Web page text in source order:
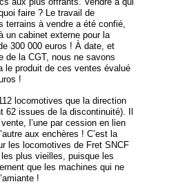
faire ? Le travail de
terrains à vendre a été confié,
un cabinet externe pour la
300 000 euros ! À date, et
de la CGT, nous ne savons
le produit de ces ventes évalué
!
locomotives que la direction
62 issues de la discontinuité). Il
l’une par cession en lien
aux enchères ! C’est la
les locomotives de Fret SNCF
plus vieilles, puisque les
que les machines qui ne
!